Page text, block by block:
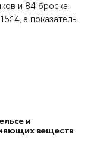
и 84 броска.
а показатель
и
веществ